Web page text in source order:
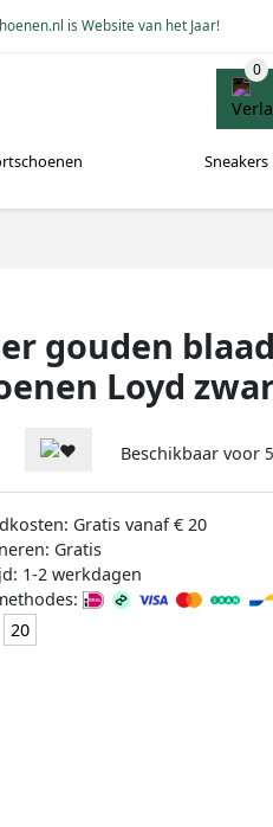
is Website van het Jaar!
Sneakers
gouden
Loyd
Beschikbaar voor
Gratis vanaf € 20
Gratis
1-2 werkdagen
20